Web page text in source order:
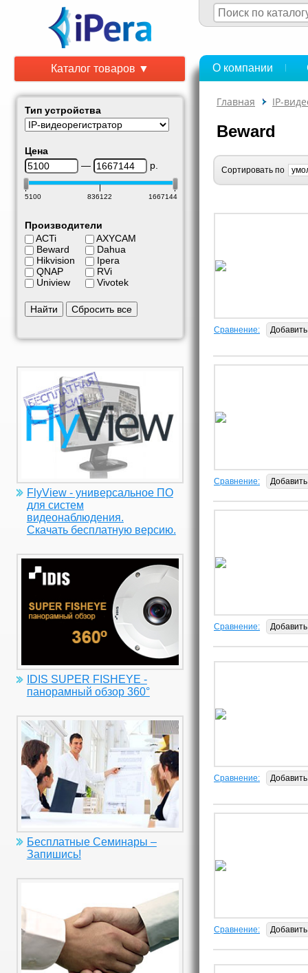
Каталог товаров ▼
Тип устройства
Цена
—
р.
5100 836122 1667144
Производители
ACTi
Beward
Hikvision
QNAP
Uniview
AXYCAM
Dahua
Ipera
RVi
Vivotek
Найти Сбросить все
FlyView - универсальное ПО
для систем
видеонаблюдения.
Скачать бесплатную версию.
IDIS SUPER FISHEYE -
панорамный обзор 360°
Бесплатные Семинары –
Запишись!
О компании
Главная IP-
Beward
Сортировать по
Сравнение: Добавить
Сравнение: Добавить
Сравнение: Добавить
Сравнение: Добавить
Сравнение: Добавить